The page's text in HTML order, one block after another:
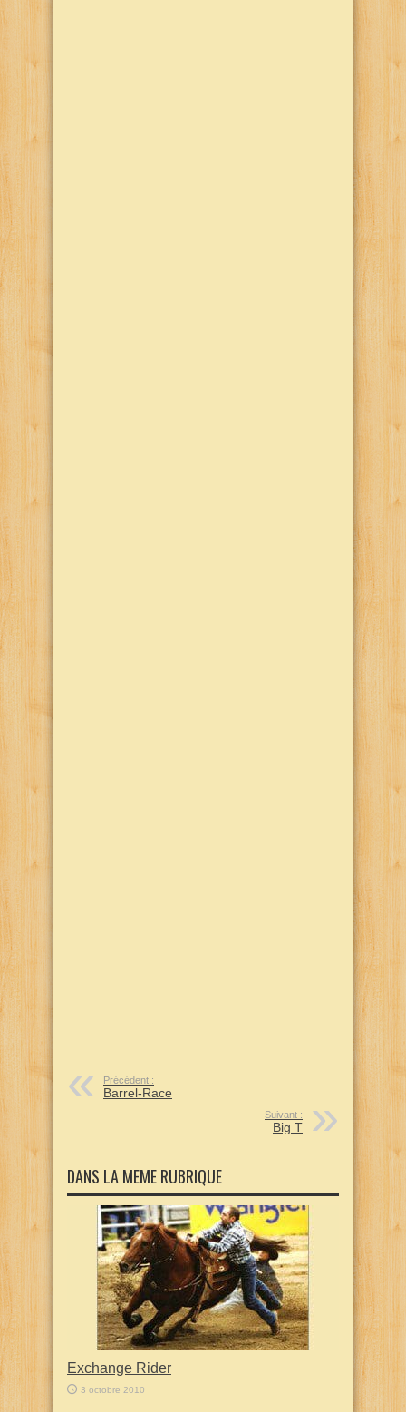
Précédent :
Barrel-Race
Suivant :
Big T
DANS LA MEME RUBRIQUE
Exchange Rider
3 octobre 2010